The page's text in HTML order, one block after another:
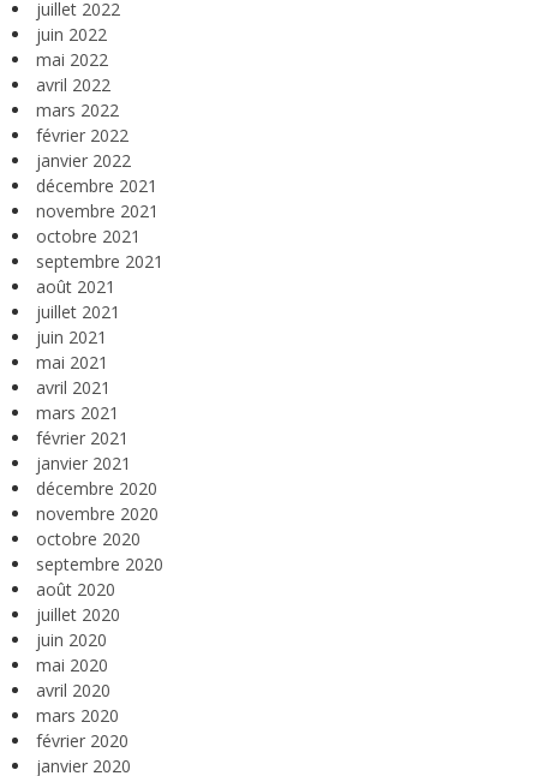
juillet 2022
juin 2022
mai 2022
avril 2022
mars 2022
février 2022
janvier 2022
décembre 2021
novembre 2021
octobre 2021
septembre 2021
août 2021
juillet 2021
juin 2021
mai 2021
avril 2021
mars 2021
février 2021
janvier 2021
décembre 2020
novembre 2020
octobre 2020
septembre 2020
août 2020
juillet 2020
juin 2020
mai 2020
avril 2020
mars 2020
février 2020
janvier 2020